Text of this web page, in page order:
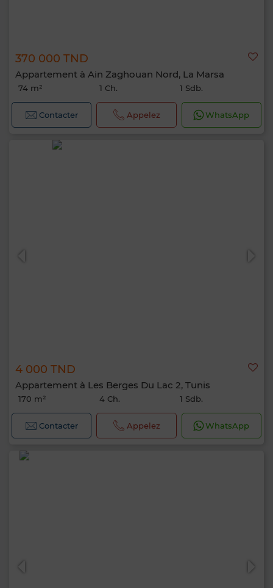
370 000 TND
Appartement à Ain Zaghouan Nord, La Marsa
74 m² 1 Ch. 1 Sdb.
Contacter Appelez WhatsApp
4 000 TND
Appartement à Les Berges Du Lac 2, Tunis
170 m² 4 Ch. 1 Sdb.
Contacter Appelez WhatsApp